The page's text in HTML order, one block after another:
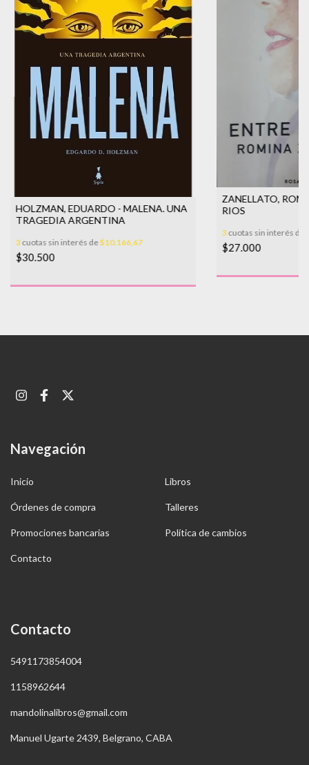
HOLZMAN, EDUARDO - MALENA. UNA
TRAGEDIA ARGENTINA
3cuotas sin interés de$10.166,67
$30.500
ZANELLATO,
RIOS
3cuotas sin interés de
$27.000
Navegación
Inicio Libros
Órdenes de compra Talleres
Promociones bancarias Política de cambios
Contacto
Contacto
5491173854004
1158962644
mandolinalibros@gmail.com
Manuel Ugarte 2439, Belgrano, CABA